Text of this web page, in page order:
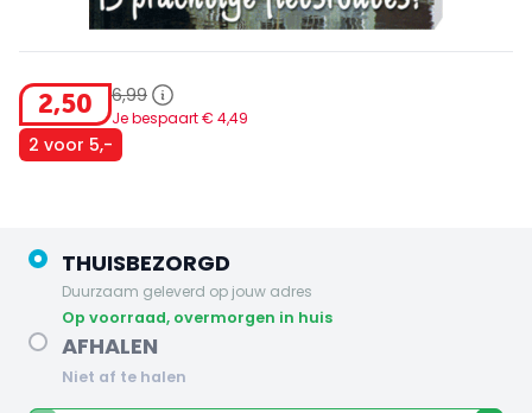
2,50 6,99
Je bespaart € 4,49
2 voor 5,-
THUISBEZORGD
Duurzaam geleverd op jouw adres
op voorraad, overmorgen in huis
AFHALEN
Niet af te halen